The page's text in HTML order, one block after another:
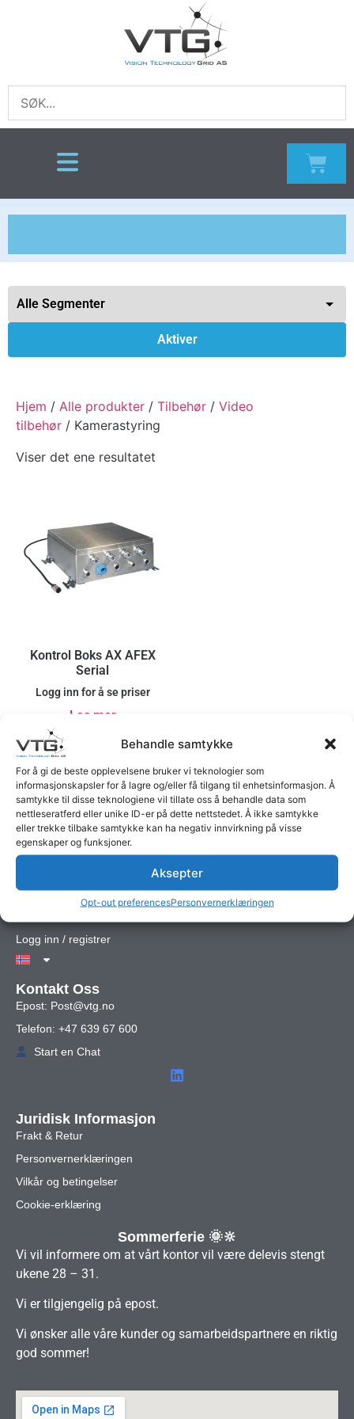
Behandle samtykke
For å gi de beste opplevelsene bruker vi teknologier som
informasjonskapsler for å lagre og/eller få tilgang til enhetsinformasjon. Å
samtykke til disse teknologiene vil tillate oss å behandle data som
nettleseratferd eller unike ID-er på dette nettstedet. Å ikke samtykke
eller trekke tilbake samtykke kan ha negativ innvirkning på visse
egenskaper og funksjoner.
Aksepter
Opt-out preferencesPersonvernerklæringen
Aktiver
Hjem / Alle produkter / Tilbehør / Video
tilbehør / Kamerastyring
Viser det ene resultatet
Kontrol Boks AX AFEX
Serial
Logg inn for å se priser
Les mer
Quick Links
Alle produkter
VTG kamerasystem
Min konto
Om oss
Logg inn / registrer
Kontakt Oss
Epost: Post@vtg.no
Telefon: +47 639 67 600
Start en Chat
Juridisk Informasjon
Frakt & Retur
Personvernerklæringen
Vilkår og betingelser
Cookie-erklæring
Sommerferie 🌞🔆
Vi vil informere om at vårt kontor vil være delevis stengt
ukene 28 – 31.
Vi er tilgjengelig på epost.
Vi ønsker alle våre kunder og samarbeidspartnere en riktig
god sommer!